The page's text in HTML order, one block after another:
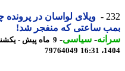
ویلای لواسان در پرونده
ساعتی که منفجر شد!
- سیاسی-
79764049